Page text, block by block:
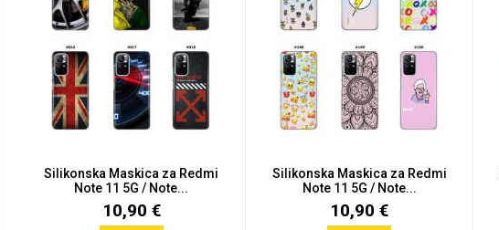
Silikonska Maskica za Redmi
Note 11 5G / Note...
10,90 €
Silikonska Maskica za Redmi
Note 11 5G / Note...
10,90 €